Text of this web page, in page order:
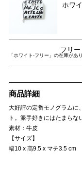
ホワ
フリー
「ホワイト-フリー」の在庫があ
商品詳細
大好評の定番モノグラムに
ト。派手好きにはたまらな
素材：牛皮
【サイズ】
幅10 x 高9.5 x マチ3.5 cm